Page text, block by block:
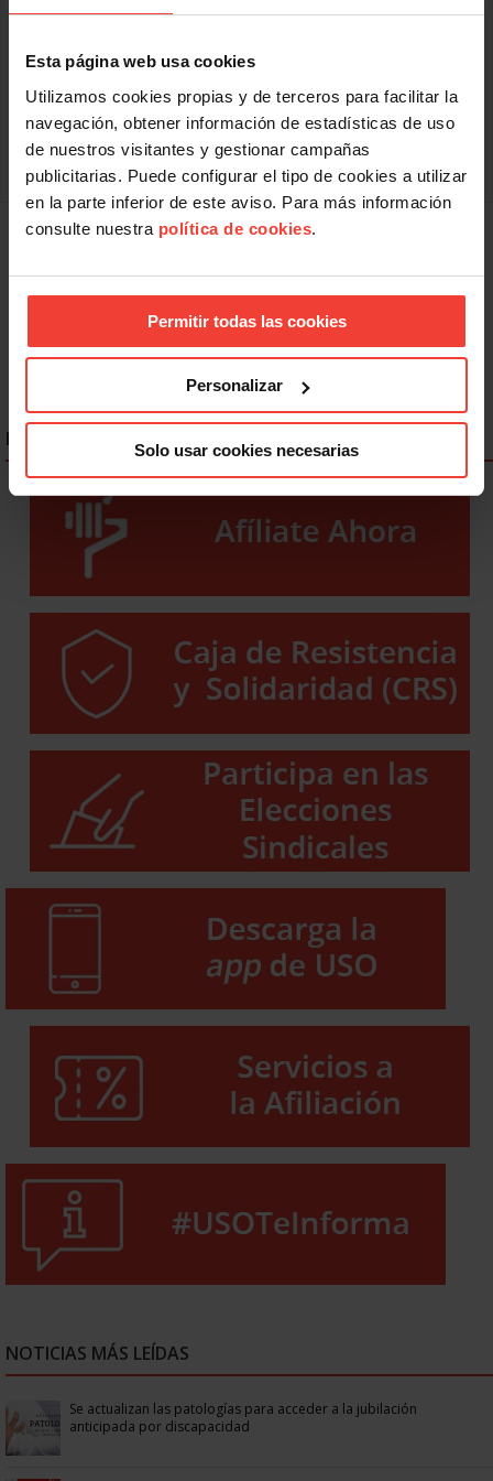
Esta página web usa cookies
Utilizamos cookies propias y de terceros para facilitar la
navegación, obtener información de estadísticas de uso
de nuestros visitantes y gestionar campañas
publicitarias. Puede configurar el tipo de cookies a utilizar
en la parte inferior de este aviso. Para más información
consulte nuestra política de cookies.
Permitir todas las cookies
Personalizar
Solo usar cookies necesarias
residencias y centros de salud.
En las elecciones ha participado el 66% de los trabajadores,
quienes han apoyado de forma mayoritaria a USO, por ser
un sindicato independiente y
Leer más
766
767 768 769 770
771
Siguiente
Último »
ENLACES DESTACADOS
NOTICIAS MÁS LEÍDAS
Se actualizan las patologías para acceder a la jubilación
anticipada por discapacidad